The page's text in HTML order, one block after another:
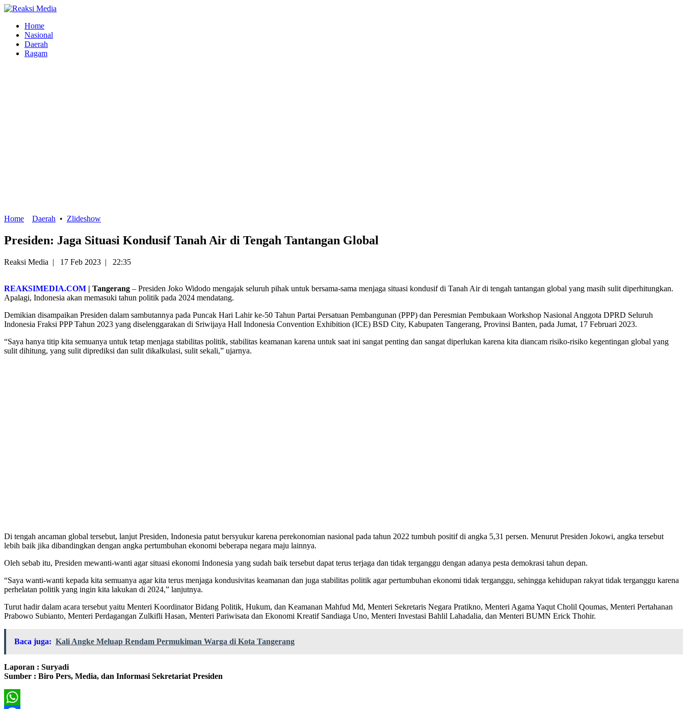
Home
Nasional
Daerah
Ragam
Home Daerah • Zlideshow
Presiden: Jaga Situasi Kondusif Tanah Air di Tengah Tantangan Global
Reaksi Media | 17 Feb 2023 | 22:35
REAKSIMEDIA.COM | Tangerang – Presiden Joko Widodo mengajak seluruh pihak untuk bersama-sama menjaga situasi kondusif di Tanah Air di tengah tantangan global yang masih sulit diperhitungkan.
Apalagi, Indonesia akan memasuki tahun politik pada 2024 mendatang.
Demikian disampaikan Presiden dalam sambutannya pada Puncak Hari Lahir ke-50 Tahun Partai Persatuan Pembangunan (PPP) dan Peresmian Pembukaan Workshop Nasional Anggota DPRD Seluruh
Indonesia Fraksi PPP Tahun 2023 yang diselenggarakan di Sriwijaya Hall Indonesia Convention Exhibition (ICE) BSD City, Kabupaten Tangerang, Provinsi Banten, pada Jumat, 17 Februari 2023.
“Saya hanya titip kita semuanya untuk tetap menjaga stabilitas politik, stabilitas keamanan karena untuk saat ini sangat penting dan sangat diperlukan karena kita diancam risiko-risiko kegentingan global yang
sulit dihitung, yang sulit diprediksi dan sulit dikalkulasi, sulit sekali,” ujarnya.
Di tengah ancaman global tersebut, lanjut Presiden, Indonesia patut bersyukur karena perekonomian nasional pada tahun 2022 tumbuh positif di angka 5,31 persen. Menurut Presiden Jokowi, angka tersebut
lebih baik jika dibandingkan dengan angka pertumbuhan ekonomi beberapa negara maju lainnya.
Oleh sebab itu, Presiden mewanti-wanti agar situasi ekonomi Indonesia yang sudah baik tersebut dapat terus terjaga dan tidak terganggu dengan adanya pesta demokrasi tahun depan.
“Saya wanti-wanti kepada kita semuanya agar kita terus menjaga kondusivitas keamanan dan juga stabilitas politik agar pertumbuhan ekonomi tidak terganggu, sehingga kehidupan rakyat tidak terganggu karena
perhelatan politik yang ingin kita lakukan di 2024,” lanjutnya.
Turut hadir dalam acara tersebut yaitu Menteri Koordinator Bidang Politik, Hukum, dan Keamanan Mahfud Md, Menteri Sekretaris Negara Pratikno, Menteri Agama Yaqut Cholil Qoumas, Menteri Pertahanan
Prabowo Subianto, Menteri Perdagangan Zulkifli Hasan, Menteri Pariwisata dan Ekonomi Kreatif Sandiaga Uno, Menteri Investasi Bahlil Lahadalia, dan Menteri BUMN Erick Thohir.
Baca juga: Kali Angke Meluap Rendam Permukiman Warga di Kota Tangerang
Laporan : Suryadi
Sumber : Biro Pers, Media, dan Informasi Sekretariat Presiden